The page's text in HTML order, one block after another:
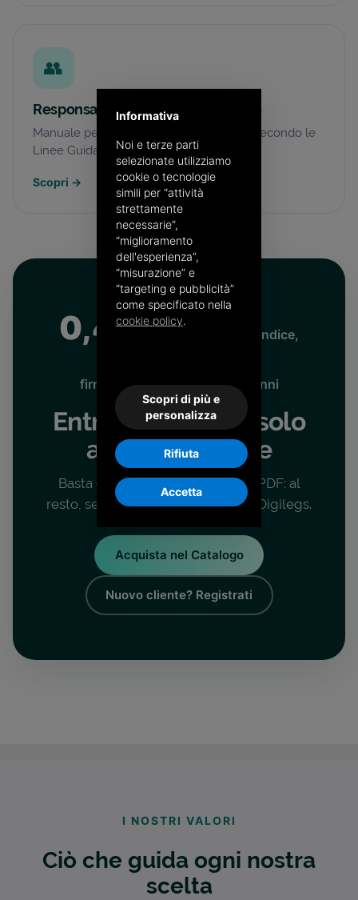
👥
Responsabile della Conservazione
Manuale personalizzato e ruolo esterno secondo le
Linee Guida AgID.
Scopri →
0,40 € /documento · indice,
firma, marca temporale e 10 anni
Entra nell’era del solo
archivio digitale
Basta che le tue fatture siano in PDF: al
resto, sezionale compreso, pensa Digilegs.
Acquista nel Catalogo
Nuovo cliente? Registrati
I NOSTRI VALORI
Ciò che guida ogni nostra
scelta
Informativa
Noi e terze parti
selezionate utilizziamo
cookie o tecnologie
simili per “attività
strettamente
necessarie”,
“miglioramento
dell'esperienza”,
“misurazione” e
“targeting e pubblicità”
come specificato nella
cookie policy.
Scopri di più e
personalizza
Rifiuta
Accetta